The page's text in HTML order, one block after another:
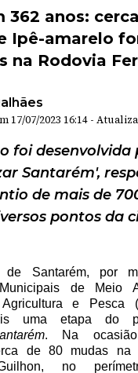
362 anos:
Ipê-amarelo
na Rodovia
17/07/2023 16:14 -
foi desenvolvida
Santarém',
de mais de
pontos da
de Santarém, por
de Meio
e Pesca
uma etapa do
. Na
de 80 mudas na
no